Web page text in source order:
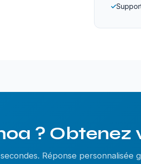
✓
?
Réponse personnalisée